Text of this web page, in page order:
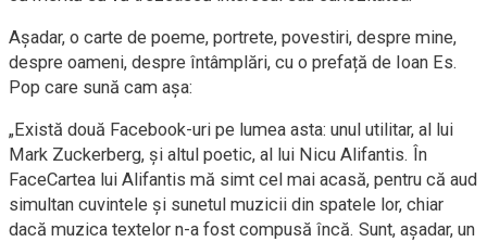
Așadar, o carte de poeme, portrete, povestiri, despre mine,
despre oameni, despre întâmplări, cu o prefață de Ioan Es.
Pop care sună cam așa:
„Există două Facebook-uri pe lumea asta: unul utilitar, al lui
Mark Zuckerberg, şi altul poetic, al lui Nicu Alifantis. În
FaceCartea lui Alifantis mă simt cel mai acasă, pentru că aud
simultan cuvintele şi sunetul muzicii din spatele lor, chiar
dacă muzica textelor n-a fost compusă încă. Sunt, aşadar, un